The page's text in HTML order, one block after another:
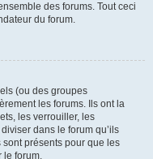
des forums. Tout ceci
du forum.
(ou des groupes
les forums. Ils ont la
les verrouiller, les
dans le forum qu’ils
présents pour que les
le forum.